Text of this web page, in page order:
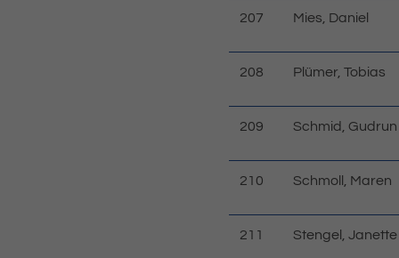
207 Mies, Daniel
208 Plümer, Tobias
209 Schmid, Gudrun
210 Schmoll, Maren
211 Stengel, Janette